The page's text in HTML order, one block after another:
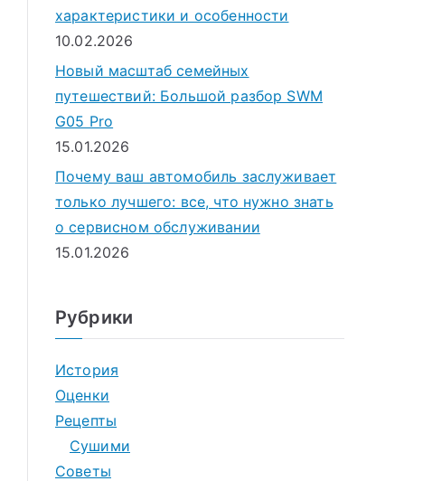
характеристики и особенности
10.02.2026
Новый масштаб семейных
путешествий: Большой разбор SWM
G05 Pro
15.01.2026
Почему ваш автомобиль заслуживает
только лучшего: все, что нужно знать
о сервисном обслуживании
15.01.2026
Рубрики
История
Оценки
Рецепты
Сушими
Советы